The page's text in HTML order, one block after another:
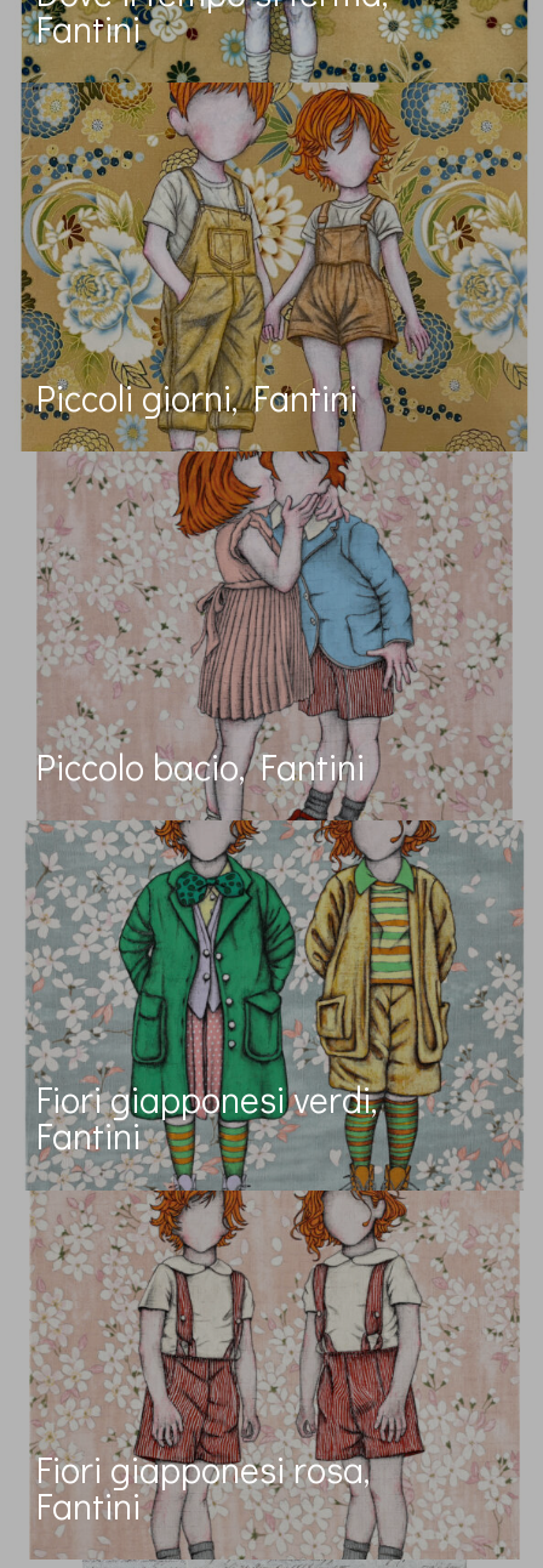
Fantini
Piccoli giorni, Fantini
Piccolo bacio, Fantini
Fiori giapponesi verdi,
Fantini
Fiori giapponesi rosa,
Fantini